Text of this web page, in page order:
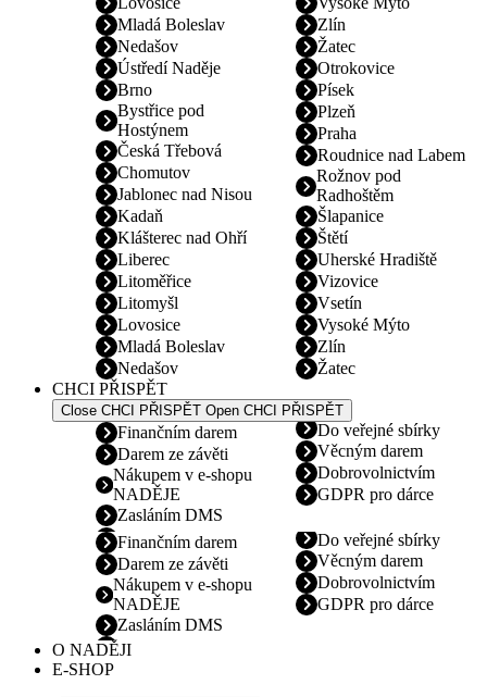
Mladá Boleslav
Nedašov
Zlín
Žatec
Ústředí Naděje
Brno
Bystřice pod
Hostýnem
Česká Třebová
Chomutov
Jablonec nad Nisou
Kadaň
Klášterec nad Ohří
Liberec
Litoměřice
Litomyšl
Lovosice
Mladá Boleslav
Nedašov
Otrokovice
Písek
Plzeň
Praha
Roudnice nad Labem
Rožnov pod
Radhoštěm
Šlapanice
Štětí
Uherské Hradiště
Vizovice
Vsetín
Vysoké Mýto
Zlín
Žatec
CHCI PŘISPĚT
Close CHCI PŘISPĚT Open CHCI PŘISPĚT
Finančním darem
Darem ze závěti
Nákupem v e-shopu
NADĚJE
Zasláním DMS
Do veřejné sbírky
Věcným darem
Dobrovolnictvím
GDPR pro dárce
Finančním darem
Darem ze závěti
Nákupem v e-shopu
NADĚJE
Zasláním DMS
Do veřejné sbírky
Věcným darem
Dobrovolnictvím
GDPR pro dárce
O NADĚJI
E-SHOP